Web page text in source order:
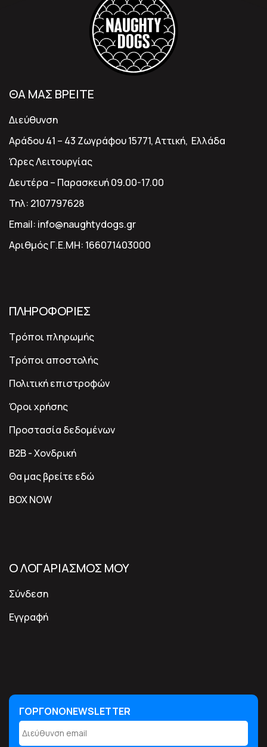
ΘΑ ΜΑΣ ΒΡΕΙΤΕ
Διεύθυνση
Αράδου 41 – 43 Ζωγράφου 15771, Αττική, Ελλάδα
Ώρες Λειτουργίας
Δευτέρα – Παρασκευή 09.00-17.00
Τηλ: 2107797628
Email: info@naughtydogs.gr
Αριθμός Γ.Ε.ΜΗ: 166071403000
ΠΛΗΡΟΦΟΡΙΕΣ
Τρόποι πληρωμής
Τρόποι αποστολής
Πολιτική επιστροφών
Όροι χρήσης
Προστασία δεδομένων
B2B - Χονδρική
Θα μας βρείτε εδώ
BOX NOW
Ο ΛΟΓΑΡΙΑΣΜΟΣ ΜΟΥ
Σύνδεση
Εγγραφή
ΓΟΡΓΟΝΟNEWSLETTER